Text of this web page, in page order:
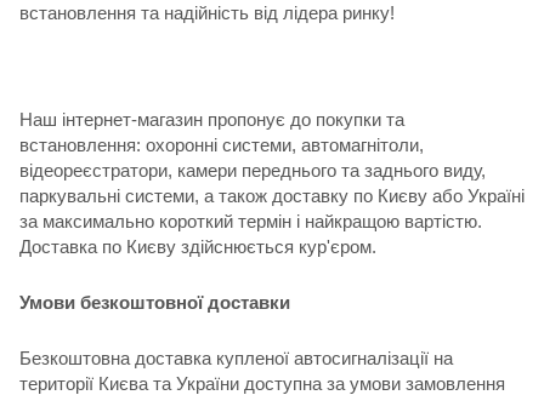
встановлення та надійність від лідера ринку!
Наш інтернет-магазин пропонує до покупки та
встановлення: охоронні системи, автомагнітоли,
відеореєстратори, камери переднього та заднього виду,
паркувальні системи, а також доставку по Києву або Україні
за максимально короткий термін і найкращою вартістю.
Доставка по Києву здійснюється кур'єром.
Умови безкоштовної доставки
Безкоштовна доставка купленої автосигналізації на
території Києва та України доступна за умови замовлення